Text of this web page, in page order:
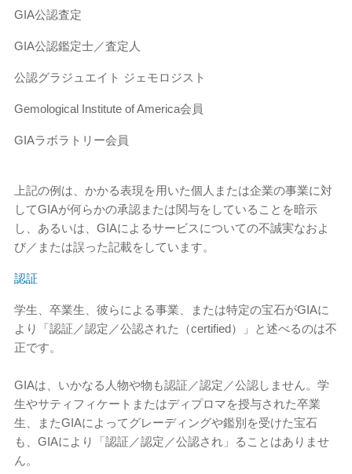
GIA公認査定
GIA公認鑑定士／査定人
公認グラジュエイト ジェモロジスト
Gemological Institute of America会員
GI​​Aラボラトリー会員
上記の例は、かかる表現を用いた個人または企業の事業に対
してGIAが何らかの承認または関与をしていることを暗示
し、あるいは、GIAによるサービスについての不誠実なおよ
び／または誤った記載をしています。
認証
学生、卒業生、彼らによる事業、または特定の宝石がGIAに
より「認証／認定／公認された（certified）」と述べるのは不
正です。
GIAは、いかなる人物や物も認証／認定／公認しません。学
生やサティフィケートまたはディプロマを授与された卒業
生、またGIAによってグレーディングや鑑別を受けた宝石
も、GIAにより「認証／認定／公認され」ることはありませ
ん。